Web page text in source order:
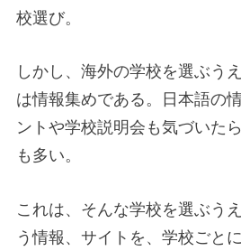
校選び。
しかし、海外の学校を選ぶう
は情報集めである。日本語の
ントや学校説明会も気づいた
も多い。
これは、そんな学校を選ぶう
う情報、サイトを、学校ごと